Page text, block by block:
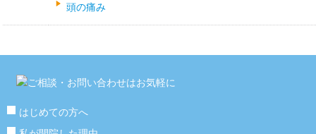
頭の痛み
はじめての方へ